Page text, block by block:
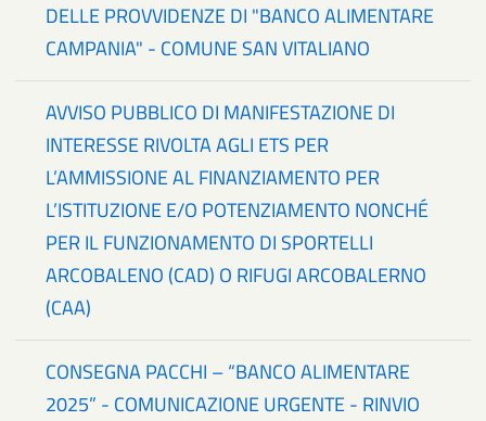
DELLE PROVVIDENZE DI "BANCO ALIMENTARE
CAMPANIA" - COMUNE SAN VITALIANO
AVVISO PUBBLICO DI MANIFESTAZIONE DI
INTERESSE RIVOLTA AGLI ETS PER
L’AMMISSIONE AL FINANZIAMENTO PER
L’ISTITUZIONE E/O POTENZIAMENTO NONCHÉ
PER IL FUNZIONAMENTO DI SPORTELLI
ARCOBALENO (CAD) O RIFUGI ARCOBALERNO
(CAA)
CONSEGNA PACCHI – “BANCO ALIMENTARE
2025” - COMUNICAZIONE URGENTE - RINVIO